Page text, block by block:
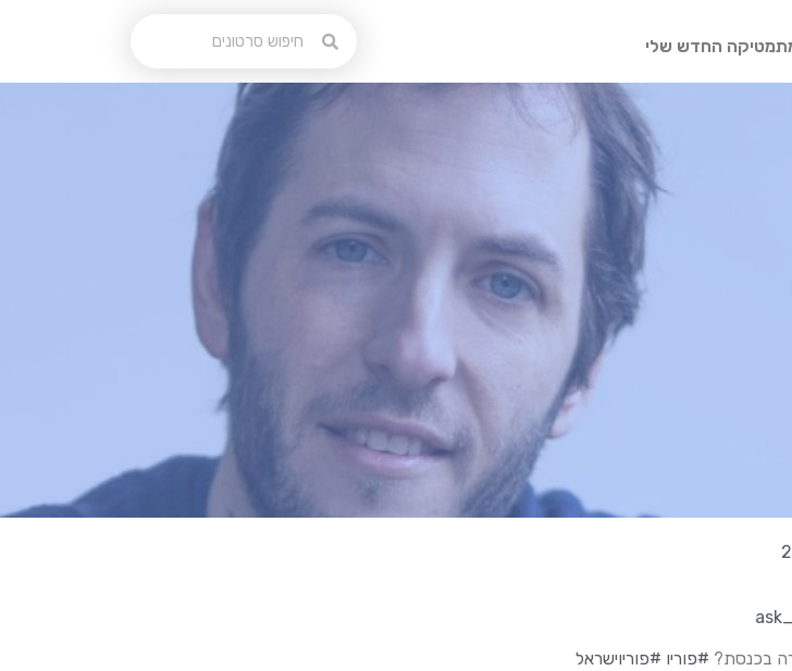
החדש שלי
בכנסת? #פוריו #פוריוישראל